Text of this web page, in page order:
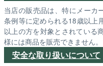
当店の販売品は、特にメーカ
条例等に定められる18歳以上
以上の方を対象とされている
様には商品を販売できません。
安全な取り扱いについて